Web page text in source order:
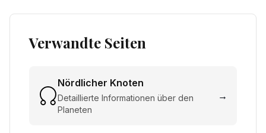
Verwandte Seiten
Nördlicher Knoten
Detaillierte Informationen über den
Planeten
→